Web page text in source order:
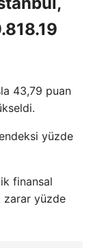
43,79 puan
yüzde
finansal
zarar yüzde